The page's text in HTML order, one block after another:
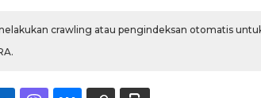
crawling atau pengindeksan otomatis